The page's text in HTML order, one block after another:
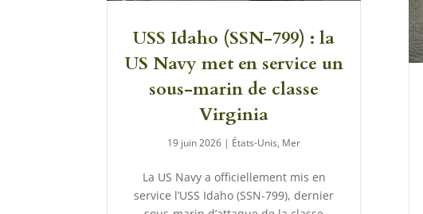
USS Idaho (SSN-799) : la
US Navy met en service un
sous-marin de classe
Virginia
19 juin 2026 | États-Unis, Mer
La US Navy a officiellement mis en
service l’USS Idaho (SSN-799), dernier